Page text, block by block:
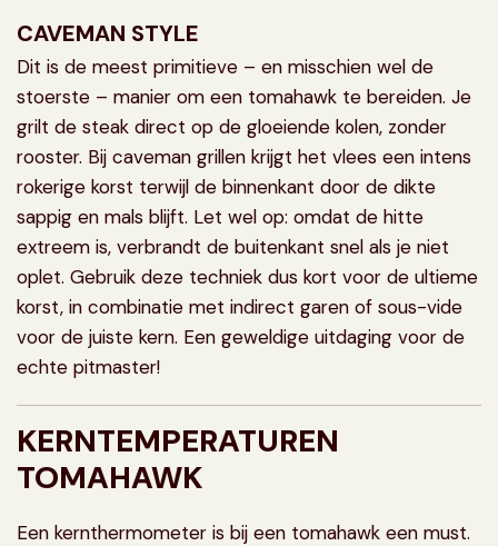
CAVEMAN STYLE
Dit is de meest primitieve – en misschien wel de
stoerste – manier om een tomahawk te bereiden. Je
grilt de steak direct op de gloeiende kolen, zonder
rooster. Bij caveman grillen krijgt het vlees een intens
rokerige korst terwijl de binnenkant door de dikte
sappig en mals blijft. Let wel op: omdat de hitte
extreem is, verbrandt de buitenkant snel als je niet
oplet. Gebruik deze techniek dus kort voor de ultieme
korst, in combinatie met indirect garen of sous-vide
voor de juiste kern. Een geweldige uitdaging voor de
echte pitmaster!
KERNTEMPERATUREN
TOMAHAWK
Een kernthermometer is bij een tomahawk een must.